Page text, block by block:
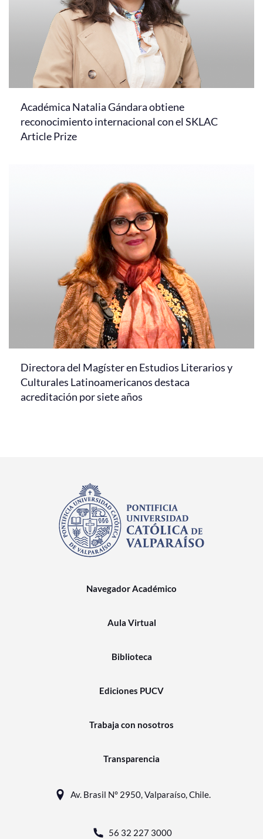
Académica Natalia Gándara obtiene
reconocimiento internacional con el SKLAC
Article Prize
Directora del Magíster en Estudios Literarios y
Culturales Latinoamericanos destaca
acreditación por siete años
Navegador Académico
Aula Virtual
Biblioteca
Ediciones PUCV
Trabaja con nosotros
Transparencia
Av. Brasil N° 2950, Valparaíso, Chile.
56 32 227 3000